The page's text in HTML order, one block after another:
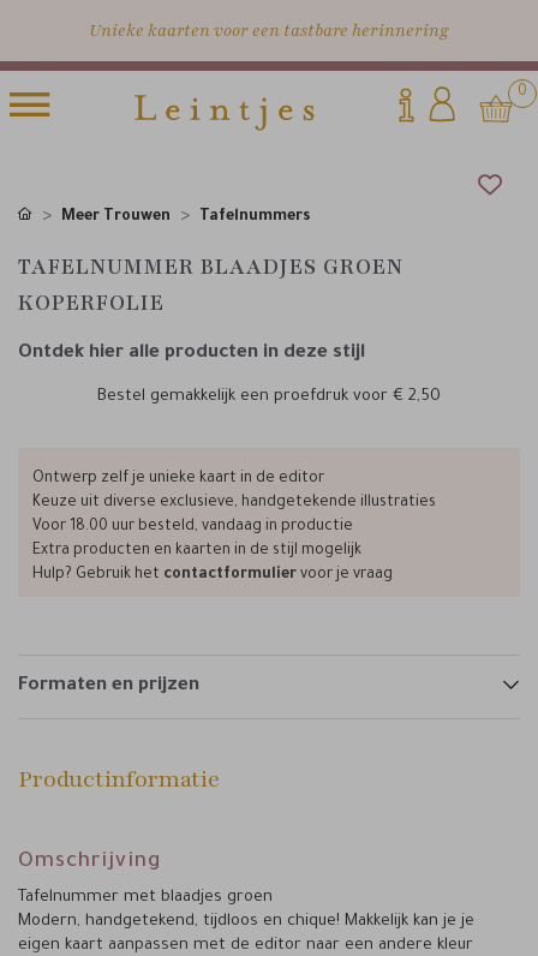
Unieke kaarten voor een tastbare herinnering
0
Meer Trouwen Tafelnummers
TAFELNUMMER BLAADJES GROEN
KOPERFOLIE
Ontdek hier alle producten in deze stijl
Bestel gemakkelijk een proefdruk voor € 2,50
Ontwerp zelf je unieke kaart in de editor
Keuze uit diverse exclusieve, handgetekende illustraties
Voor 18.00 uur besteld, vandaag in productie
Extra producten en kaarten in de stijl mogelijk
Hulp? Gebruik het contactformulier voor je vraag
Formaten en prijzen
Productinformatie
Omschrijving
Tafelnummer met blaadjes groen
Modern, handgetekend, tijdloos en chique! Makkelijk kan je je
eigen kaart aanpassen met de editor naar een andere kleur